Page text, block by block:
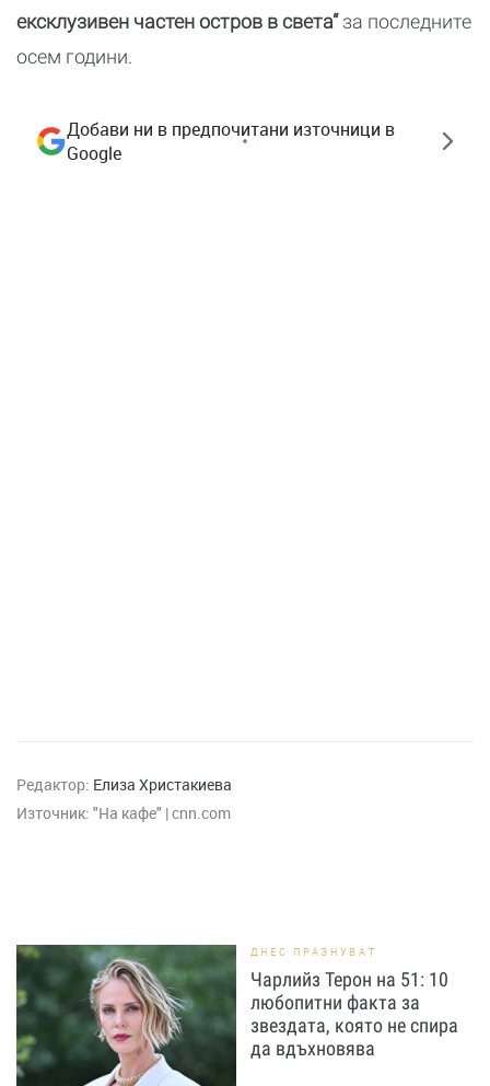
ексклузивен частен остров в света“за последните
осем години.
Добави ни в предпочитани източници в
Google
Редактор: Елиза Христакиева
Източник: "На кафе" | cnn.com
ДНЕС ПРАЗНУВАТ
Чарлийз Терон на 51: 10
любопитни факта за
звездата, която не спира
да вдъхновява